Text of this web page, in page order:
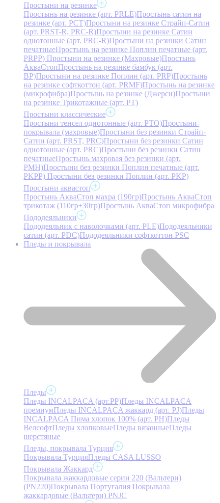
Простыни на резинке
Простынь на резинке (арт. PRLE)Простынь сатин на
резинке (арт. PCT)Простыни на резинке Страйп-Сатин
(арт. PRST-R, PRC-R)Простыни на резинке Сатин
однотонные (арт. PRC-R)Простыни на резинки Сатин
печатныеПростынь на резинке Поплин печатные (арт.
PRPP) Простыни на резинке (Махровые)Простынь
АкваСтопПростынь на резинке бамбук (арт.
BP)Простыни на резинке Поплин (арт. PRP)Простынь
на резинке софткоттон (арт. PRMF)Простынь на резинке
(микрофибра)Простынь на резинке (Джерси)Простыни
на резинке Трикотажные (арт. РТ)
Простыни классические
Простыни тенсел однотонные (арт. PTO)Простыни-
покрывала (махровые)Простыни без резинки Страйп-
Сатин (арт. PRST, PRC)Простыни без резинки Сатин
однотонные (арт. PRC)Простыни без резинки Сатин
печатныеПростынь махровая без резинки (арт.
PMH)Простыни без резинки Поплин печатные (арт.
PKPP) Простыни без резинки Поплин (арт. PKP)
Простыни аквастоп
Простынь АкваСтоп махра (190гр)Простынь АкваСтоп
трикотаж (110гр+30гр)Простынь АкваСтоп микрофибра
Пододеяльники
Пододеяльник с наволочками (арт. PLE)Пододеяльники
сатин (арт. PDC)Пододеяльники софткоттон PSC
Пледы и покрывала
Пледы
Пледы INCALPACA (арт.PP)Пледы INCALPACA
премиумПледы INCALPACA жаккард (арт. PJ)Пледы
INCALPACA Пима хлопок 100% (арт. PH)Пледы
ВелсофтПледы хлопковыеПледы вязанныеПледы
шерстяные
Пледы, покрывала Турция
Покрывала ТурцияПледы CASA LUSSO
Покрывала Жаккард
Покрывала жаккардовые серии 220 (Вальтери)
(PN220)Покрывала Португалия Покрывала
жаккардовые (Вальтери) PNJC